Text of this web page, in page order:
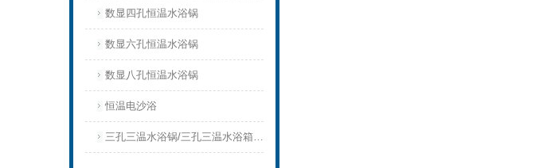
数显四孔恒温水浴锅
数显六孔恒温水浴锅
数显八孔恒温水浴锅
恒温电沙浴
三孔三温水浴锅/三孔三温水浴箱三孔三温水浴槽